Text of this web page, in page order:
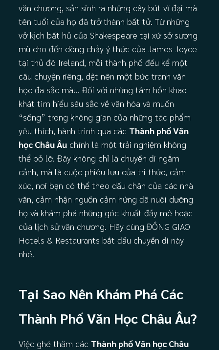
văn chương, sản sinh ra những cây bút vĩ đại mà
tên tuổi của họ đã trở thành bất tử. Từ những
vở kịch bất hủ của Shakespeare tại xứ sở sương
mù cho đến dòng chảy ý thức của James Joyce
tại thủ đô Ireland, mỗi thành phố đều kể một
câu chuyện riêng, dệt nên một bức tranh văn
học đa sắc màu. Đối với những tâm hồn khao
khát tìm hiểu sâu sắc về văn hóa và muốn
“sống” trong không gian của những tác phẩm
yêu thích, hành trình qua các Thành phố Văn
học Châu Âu chính là một trải nghiệm không
thể bỏ lỡ. Đây không chỉ là chuyến đi ngắm
cảnh, mà là cuộc phiêu lưu của tri thức, cảm
xúc, nơi bạn có thể theo dấu chân của các nhà
văn, cảm nhận nguồn cảm hứng đã nuôi dưỡng
họ và khám phá những góc khuất đầy mê hoặc
của lịch sử văn chương. Hãy cùng ĐỒNG GIAO
Hotels & Restaurants bắt đầu chuyến đi này
nhé!
Tại Sao Nên Khám Phá Các
Thành Phố Văn Học Châu Âu?
Việc ghé thăm các Thành phố Văn học Châu